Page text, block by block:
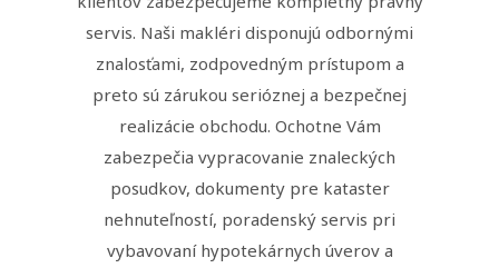
servis. Naši makléri disponujú odbornými
znalosťami, zodpovedným prístupom a
preto sú zárukou serióznej a bezpečnej
realizácie obchodu. Ochotne Vám
zabezpečia vypracovanie znaleckých
posudkov, dokumenty pre kataster
nehnuteľností, poradenský servis pri
vybavovaní hypotekárnych úverov a